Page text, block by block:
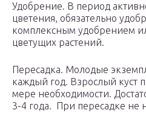
Удобрение. В период
цветения, обязательно
комплексным удобрением
цветущих растений.
Пересадка. Молодые
каждый год. Взрослый куст
мере необходимости.
3-4 года. При пересадке не